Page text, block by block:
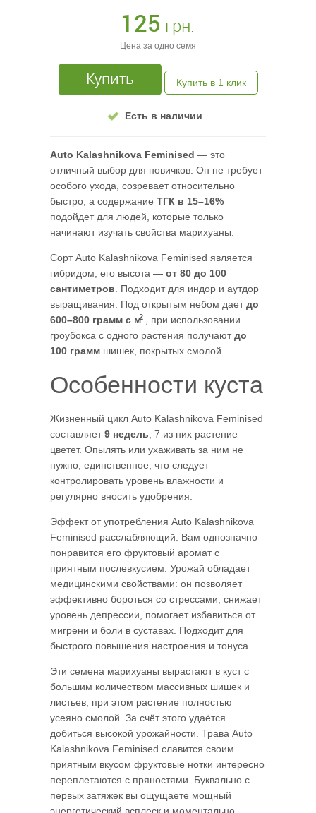
125 грн.
Цена за одно семя
Купить Купить в 1 клик
Есть в наличии
Auto Kalashnikova Feminised — это
отличный выбор для новичков. Он не требует
особого ухода, созревает относительно
быстро, а содержание ТГК в 15–16%
подойдет для людей, которые только
начинают изучать свойства марихуаны.
Сорт Auto Kalashnikova Feminised является
гибридом, его высота — от 80 до 100
сантиметров. Подходит для индор и аутдор
выращивания. Под открытым небом даетдо
600–800 грамм с м2 , при использовании
гроубокса с одного растения получаютдо
100 граммшишек, покрытых смолой.
Особенности куста
Жизненный цикл Auto Kalashnikova Feminised
составляет9 недель, 7 из них растение
цветет. Опылять или ухаживать за ним не
нужно, единственное, что следует —
контролировать уровень влажности и
регулярно вносить удобрения.
Эффект от употребления Auto Kalashnikova
Feminised расслабляющий. Вам однозначно
понравится его фруктовый аромат с
приятным послевкусием. Урожай обладает
медицинскими свойствами: он позволяет
эффективно бороться со стрессами, снижает
уровень депрессии, помогает избавиться от
мигрени и боли в суставах. Подходит для
быстрого повышения настроения и тонуса.
Эти семена марихуаны вырастают в куст с
большим количеством массивных шишек и
листьев, при этом растение полностью
усеяно смолой. За счёт этого удаётся
добиться высокой урожайности. Трава Auto
Kalashnikova Feminised славится своим
приятным вкусом фруктовые нотки интересно
переплетаются с пряностями. Буквально с
первых затяжек вы ощущаете мощный